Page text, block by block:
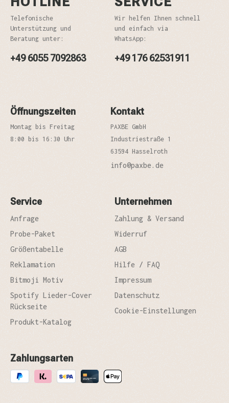
Telefonische
Unterstützung und
Beratung unter:
+49 6055 7092863
Wir helfen Ihnen schnell
und einfach via
WhatsApp:
+49 176 62531911
Öffnungszeiten
Montag bis Freitag
8:00 bis 16:30 Uhr
Kontakt
PAXBE GmbH
Industriestraße 1
63594 Hasselroth
info@paxbe.de
Service
Anfrage
Probe-Paket
Größentabelle
Reklamation
Bitmoji Motiv
Spotify Lieder-Cover
Rückseite
Produkt-Katalog
Unternehmen
Zahlung & Versand
Widerruf
AGB
Hilfe / FAQ
Impressum
Datenschutz
Cookie-Einstellungen
Zahlungsarten